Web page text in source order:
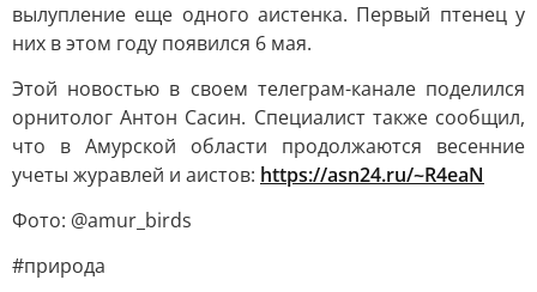
вылупление еще одного аистенка. Первый птенец у
них в этом году появился 6 мая.
Этой новостью в своем телеграм-канале поделился
орнитолог Антон Сасин. Специалист также сообщил,
что в Амурской области продолжаются весенние
учеты журавлей и аистов: https://asn24.ru/~R4eaN
Фото: @amur_birds
#природа